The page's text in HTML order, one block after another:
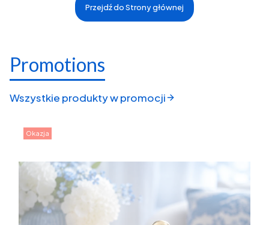
Przejdź do Strony głównej
Promotions
Wszystkie produkty w promocji
Okazja